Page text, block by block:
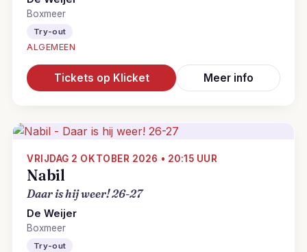
Boxmeer
Try-out
ALGEMEEN
Tickets op Klicket Meer info
VRIJDAG 2 OKTOBER 2026 • 20:15 UUR
Nabil
Daar is hij weer! 26-27
De Weijer
Boxmeer
Try-out